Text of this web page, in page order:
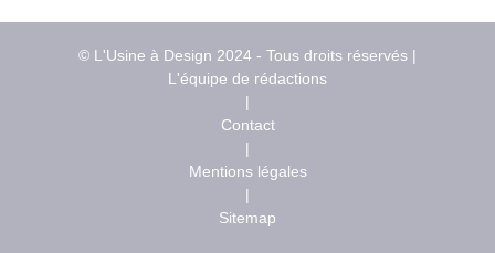
© L'Usine à Design 2024 - Tous droits réservés |
L'équipe de rédactions
|
Contact
|
Mentions légales
|
Sitemap